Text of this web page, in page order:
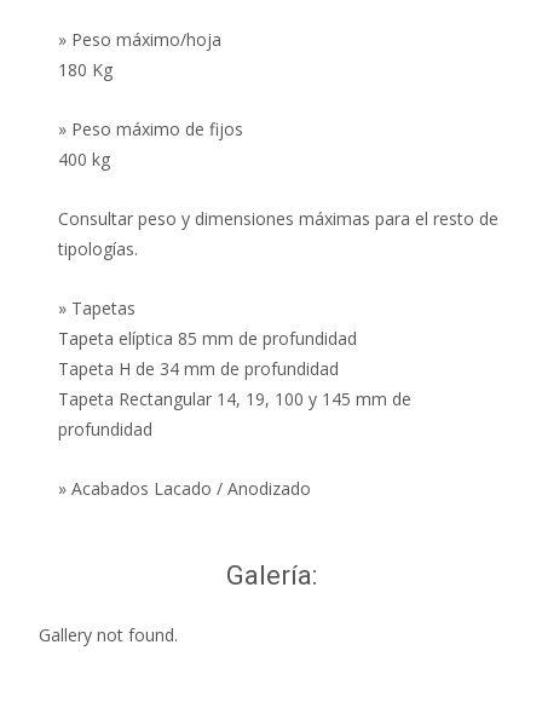
» Peso máximo/hoja
180 Kg
» Peso máximo de fijos
400 kg
Consultar peso y dimensiones máximas para el resto de
tipologías.
» Tapetas
Tapeta elíptica 85 mm de profundidad
Tapeta H de 34 mm de profundidad
Tapeta Rectangular 14, 19, 100 y 145 mm de
profundidad
» Acabados Lacado / Anodizado
Galería:
Gallery not found.